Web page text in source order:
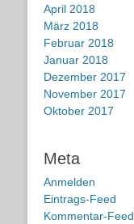
April 2018
März 2018
Februar 2018
Januar 2018
Dezember 2017
November 2017
Oktober 2017
Meta
Anmelden
Eintrags-Feed
Kommentar-Feed